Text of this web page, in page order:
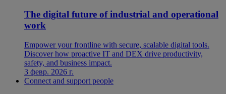
The digital future of industrial and operational
work
Empower your frontline with secure, scalable digital tools.
Discover how proactive IT and DEX drive productivity,
safety, and business impact.
3 февр. 2026 г.
Connect and support people